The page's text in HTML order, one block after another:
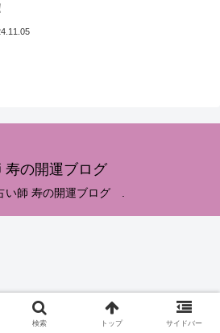
寿の開運ブログ
い師 寿の開運ブログ .
検索 トップ サイドバー